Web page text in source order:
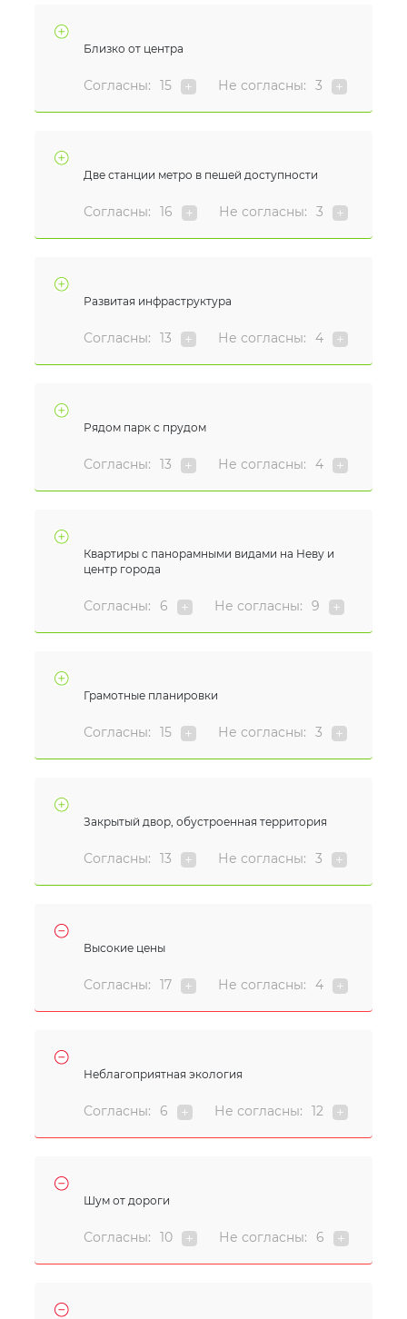
Близко от центра
Согласны: 15 Не согласны: 3
Две станции метро в пешей доступности
Согласны: 16 Не согласны: 3
Развитая инфраструктура
Согласны: 13 Не согласны: 4
Рядом парк с прудом
Согласны: 13 Не согласны: 4
Квартиры с панорамными видами на Неву и
центр города
Согласны: 6 Не согласны: 9
Грамотные планировки
Согласны: 15 Не согласны: 3
Закрытый двор, обустроенная территория
Согласны: 13 Не согласны: 3
Высокие цены
Согласны: 17 Не согласны: 4
Неблагоприятная экология
Согласны: 6 Не согласны: 12
Шум от дороги
Согласны: 10 Не согласны: 6